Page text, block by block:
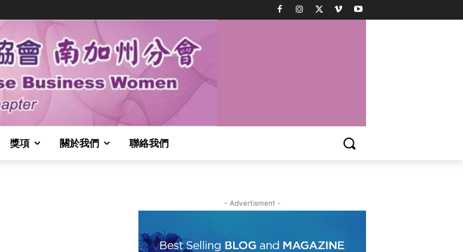
獎項 關於我們 聯絡我們
- Advertisment -